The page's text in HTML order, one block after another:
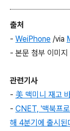
출처
- WeiPhone /via
- 본문 첨부 이미
관련기사
- 美 맥미니 재고
- CNET, '맥북프
해 4분기에 출시된